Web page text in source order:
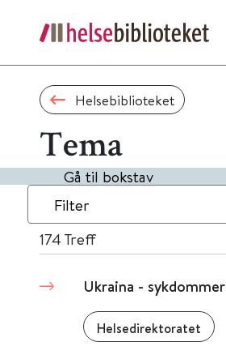
Helsebiblioteket
Tema
Gå til bokstav
Filter
174 Treff
Ukraina - sykdommer
Helsedirektoratet